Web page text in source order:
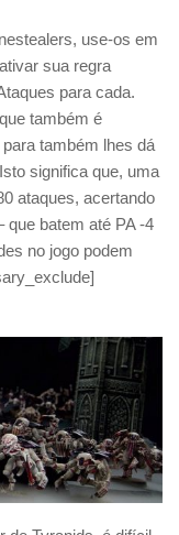
use-os em
sua regra
para cada.
também é
também lhes dá
significa que, uma
ataques, acertando
batem até PA -4
no jogo podem